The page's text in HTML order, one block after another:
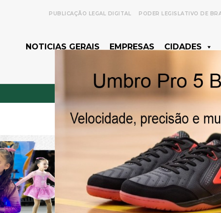
PUBLICAÇÃO LEGAL DIGITAL PODER LEGISLATIVO DE
NOTICIAS GERAIS EMPRESAS CIDADES
- Anúncio -